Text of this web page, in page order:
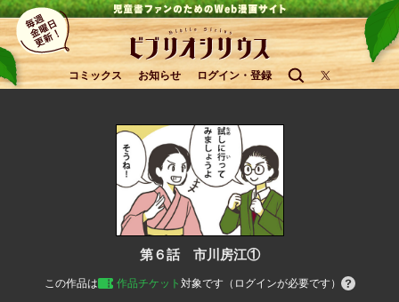
コミックス お知らせ ログイン・登録
第６話 市川房江①
この作品は 作品チケット 対象です（ログインが必要です）